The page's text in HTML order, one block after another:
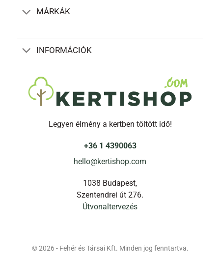
MÁRKÁK
INFORMÁCIÓK
Legyen élmény a kertben töltött idő!
+36 1 4390063
hello@kertishop.com
1038 Budapest,
Szentendrei út 276.
Útvonaltervezés
© 2026 - Fehér és Társai Kft. Minden jog fenntartva.